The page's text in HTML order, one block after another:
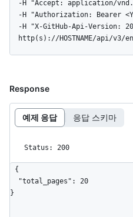
http(s)://HOSTNAME/api/v3/
Response
예제 응답 응답 스키마
Status: 200
{
}